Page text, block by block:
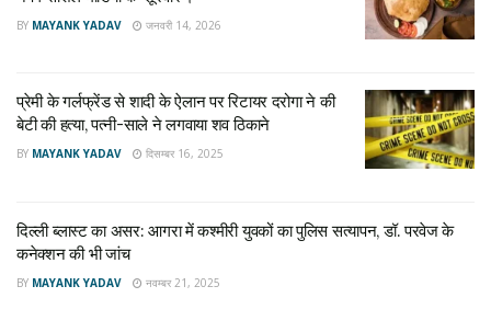
रहा है, जिससे शिकायत का निस्तारण किया जा सके। यह कंट्रोल रूम 24
कर्मचारियों की ड्यूटी लगाई गई है।
Tags: Agra agra election news
Agra News
BY MAYANK YADAV जनवरी 14, 2026
प्रेमी के गर्लफ्रेंड से शादी के ऐलान पर रिटायर दरोगा ने की
बेटी की हत्या, पत्नी-साले ने लगवाया शव ठिकाने
BY MAYANK YADAV दिसम्बर 16, 2025
दिल्ली ब्लास्ट का असर: आगरा में कश्मीरी युवकों का पुलिस सत्यापन, डॉ. परवेज के
कनेक्शन की भी जांच
BY MAYANK YADAV नवम्बर 21, 2025